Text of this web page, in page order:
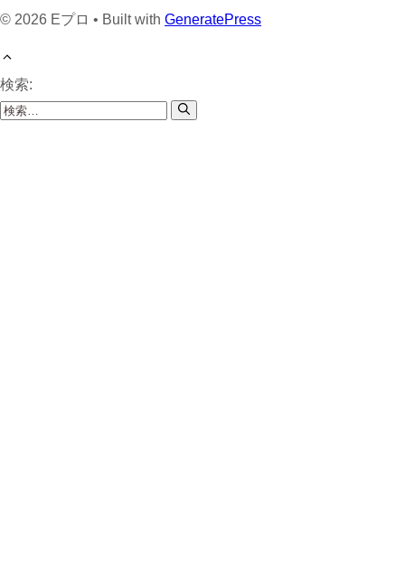
© 2026 Eプロ • Built with GeneratePress
検索: